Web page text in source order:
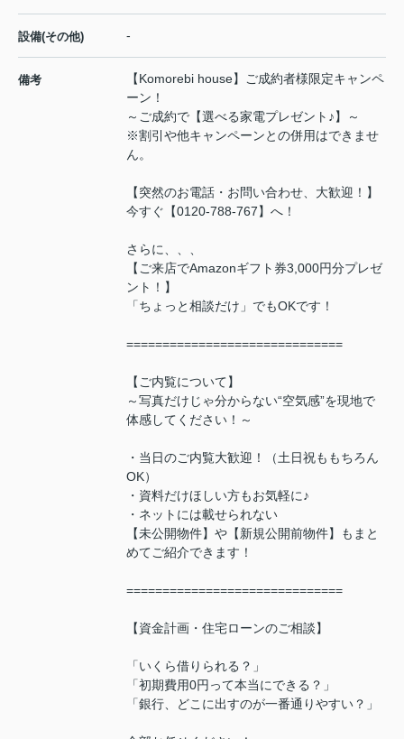
設備(その他) -
備考
【Komorebi house】ご成約者様限定キャンペ
ーン！
～ご成約で【選べる家電プレゼント♪】～
※割引や他キャンペーンとの併用はできませ
ん。
【突然のお電話・お問い合わせ、大歓迎！】
今すぐ【0120-788-767】へ！
さらに、、、
【ご来店でAmazonギフト券3,000円分プレゼ
ント！】
「ちょっと相談だけ」でもOKです！
==============================
【ご内覧について】
～写真だけじゃ分からない“空気感”を現地で
体感してください！～
・当日のご内覧大歓迎！（土日祝ももちろん
OK）
・資料だけほしい方もお気軽に♪
・ネットには載せられない
【未公開物件】や【新規公開前物件】もまと
めてご紹介できます！
==============================
【資金計画・住宅ローンのご相談】
「いくら借りられる？」
「初期費用0円って本当にできる？」
「銀行、どこに出すのが一番通りやすい？」